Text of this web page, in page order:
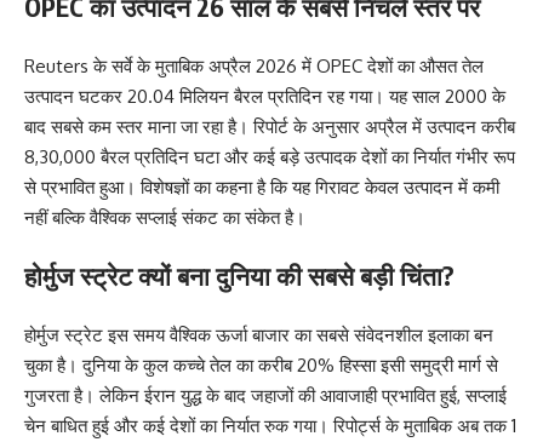
OPEC का उत्पादन 26 साल के सबसे निचले स्तर पर
Reuters के सर्वे के मुताबिक अप्रैल 2026 में OPEC देशों का औसत तेल
उत्पादन घटकर 20.04 मिलियन बैरल प्रतिदिन रह गया। यह साल 2000 के
बाद सबसे कम स्तर माना जा रहा है। रिपोर्ट के अनुसार अप्रैल में उत्पादन करीब
8,30,000 बैरल प्रतिदिन घटा और कई बड़े उत्पादक देशों का निर्यात गंभीर रूप
से प्रभावित हुआ। विशेषज्ञों का कहना है कि यह गिरावट केवल उत्पादन में कमी
नहीं बल्कि वैश्विक सप्लाई संकट का संकेत है।
होर्मुज स्ट्रेट क्यों बना दुनिया की सबसे बड़ी चिंता?
होर्मुज स्ट्रेट इस समय वैश्विक ऊर्जा बाजार का सबसे संवेदनशील इलाका बन
चुका है। दुनिया के कुल कच्चे तेल का करीब 20% हिस्सा इसी समुद्री मार्ग से
गुजरता है। लेकिन ईरान युद्ध के बाद जहाजों की आवाजाही प्रभावित हुई, सप्लाई
चेन बाधित हुई और कई देशों का निर्यात रुक गया। रिपोर्ट्स के मुताबिक अब तक 1